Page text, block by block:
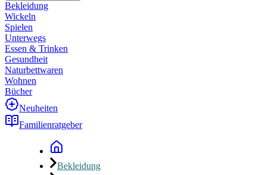
Bekleidung
Wickeln
Spielen
Unterwegs
Essen & Trinken
Gesundheit
Naturbettwaren
Wohnen
Bücher
Neuheiten
Familienratgeber
Bekleidung